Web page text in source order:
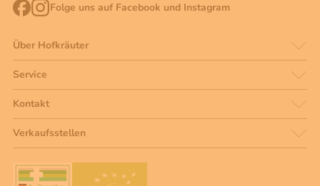
Folge uns auf Facebook und Instagram
Über Hofkräuter
Service
Kontakt
Verkaufsstellen